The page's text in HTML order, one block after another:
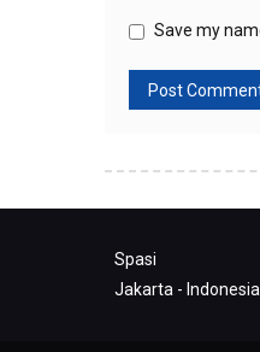
Save my
Spasi
Jakarta - Indonesia